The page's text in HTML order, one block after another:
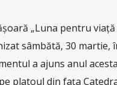
„Luna pentru viață
sâmbătă, 30 martie,
a ajuns anul
platoul din fața